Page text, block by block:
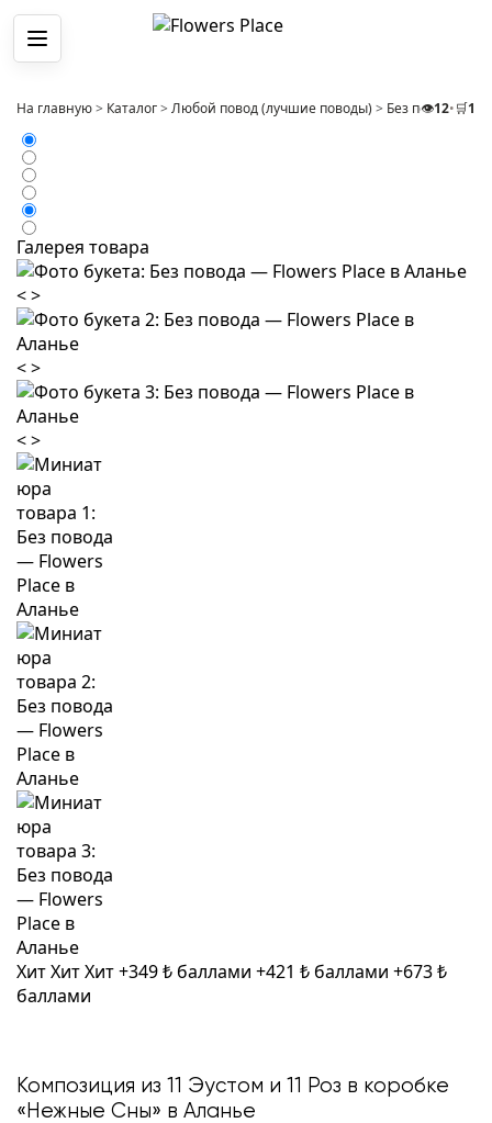
Меню
На главную> Каталог> Любой повод (лучшие поводы) > Без повода>
👁️12•🛒1
Галерея товара
<>
<>
<>
ХитХитХит+349 ₺ баллами +421 ₺ баллами +673 ₺
баллами
Композиция из 11 Эустом и 11 Роз в коробке
«Нежные Сны» в Аланье